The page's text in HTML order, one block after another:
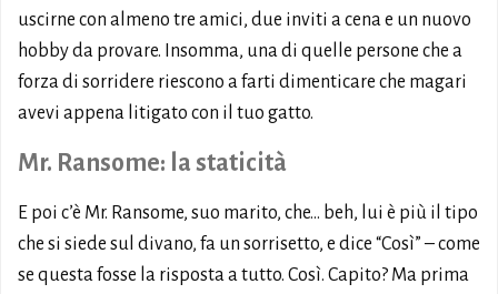
uscirne con almeno tre amici, due inviti a cena e un nuovo
hobby da provare. Insomma, una di quelle persone che a
forza di sorridere riescono a farti dimenticare che magari
avevi appena litigato con il tuo gatto.
Mr. Ransome: la staticità
E poi c’è Mr. Ransome, suo marito, che… beh, lui è più il tipo
che si siede sul divano, fa un sorrisetto, e dice “Così” – come
se questa fosse la risposta a tutto. Così. Capito? Ma prima